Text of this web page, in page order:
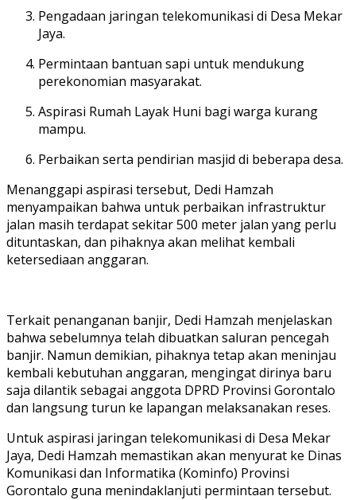
Pengadaan jaringan telekomunikasi di Desa Mekar
Jaya.
Permintaan bantuan sapi untuk mendukung
perekonomian masyarakat.
Aspirasi Rumah Layak Huni bagi warga kurang
mampu.
Perbaikan serta pendirian masjid di beberapa desa.
Menanggapi aspirasi tersebut, Dedi Hamzah
menyampaikan bahwa untuk perbaikan infrastruktur
jalan masih terdapat sekitar 500 meter jalan yang perlu
dituntaskan, dan pihaknya akan melihat kembali
ketersediaan anggaran.
Terkait penanganan banjir, Dedi Hamzah menjelaskan
bahwa sebelumnya telah dibuatkan saluran pencegah
banjir. Namun demikian, pihaknya tetap akan meninjau
kembali kebutuhan anggaran, mengingat dirinya baru
saja dilantik sebagai anggota DPRD Provinsi Gorontalo
dan langsung turun ke lapangan melaksanakan reses.
Untuk aspirasi jaringan telekomunikasi di Desa Mekar
Jaya, Dedi Hamzah memastikan akan menyurat ke Dinas
Komunikasi dan Informatika (Kominfo) Provinsi
Gorontalo guna menindaklanjuti permintaan tersebut.